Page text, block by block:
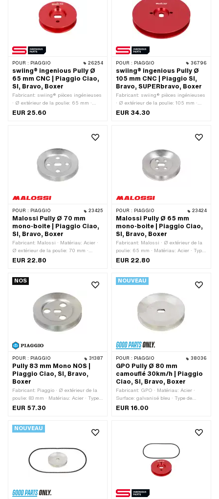
POUR : PIAGGIO 26254
swiing® ingenious Pully Ø
65 mm CNC | Piaggio Ciao,
SI, Bravo, Boxer
Fabricant: swiing® pièces ingénieuses
· Ø extérieur de la poulie: 65 mm ·
Matériau: Aluminium · Type de
EUR 25.60
POUR : PIAGGIO 36796
swiing® ingenious Pully Ø
105 mm CNC | Piaggio SI,
Bravo, SUPERbravo, Boxer
Fabricant: swiing® pièces ingénieuses
· Ø extérieur de la poulie: 105 mm ·
Matériau: Aluminium · Type de
EUR 34.30
POUR : PIAGGIO 23425
Malossi Pully Ø 70 mm
mono-boite | Piaggio Ciao,
SI, Bravo, Boxer
Fabricant: Malossi · Matériau: Acier ·
Ø extérieur de la poulie: 70 mm ·
Surface: galvanisé bleu · Type de
EUR 22.80
POUR : PIAGGIO 23424
Malossi Pully Ø 65 mm
mono-boite | Piaggio Ciao,
SI, Bravo, Boxer
Fabricant: Malossi · Ø extérieur de la
poulie: 65 mm · Matériau: Acier · Type
de transmission: Mono · Surface:
EUR 22.80
NOS
POUR : PIAGGIO 31387
Pully 83 mm Mono NOS |
Piaggio Ciao, SI, Bravo,
Boxer
Fabricant: Piaggio · Ø extérieur de la
poulie: 83 mm · Matériau: Acier · Type
de transmission: Mono · Surface:
EUR 57.30
NOUVEAU
POUR : PIAGGIO 38036
GPO Pully Ø 80 mm
camouflé 30km/h | Piaggio
Ciao, SI, Bravo, Boxer
Fabricant: GPO · Matériau: Acier ·
Surface: galvanisé bleu · Type de
transmission: Mono · Ø extérieur: 80
EUR 16.00
NOUVEAU